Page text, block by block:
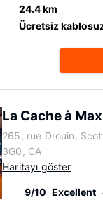
24.4 km
Ücretsiz
La Cache à
265, rue Drouin,
3G0, CA
Haritayı göster
9/10 Excellent